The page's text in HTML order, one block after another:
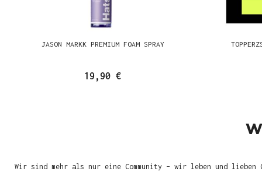
JASON MARKK PREMIUM FOAM SPRAY
19,90 €
Wir sind mehr als nur eine Community – wir leben und